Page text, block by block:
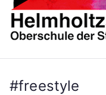
#freestyle